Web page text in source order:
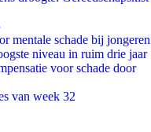
mentale schade bij jongeren
niveau in ruim drie jaar
voor schade door
van week 32